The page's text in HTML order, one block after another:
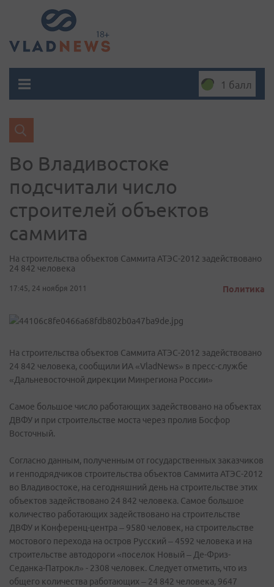
1 балл
Во Владивостоке
подсчитали число
строителей объектов
саммита
На строительства объектов Саммита АТЭС-2012 задействовано
24 842 человека
17:45, 24 ноября 2011 Политика
На строительства объектов Саммита АТЭС-2012 задействовано
24 842 человека, сообщили ИА «VladNews» в пресс-службе
«Дальневосточной дирекции Минрегиона России»
Самое большое число работающих задействовано на объектах
ДВФУ и при строительстве моста через пролив Босфор
Восточный.
Согласно данным, полученным от государственных заказчиков
и генподрядчиков строительства объектов Саммита АТЭС-2012
во Владивостоке, на сегодняшний день на строительстве этих
объектов задействовано 24 842 человека. Самое большое
количество работающих задействовано на строительстве
ДВФУ и Конференц-центра – 9580 человек, на строительстве
мостового перехода на остров Русский – 4592 человека и на
строительстве автодороги «поселок Новый – Де-Фриз-
Седанка-Патрокл» - 2308 человек. Следует отметить, что из
общего количества работающих – 24 842 человека, 9647